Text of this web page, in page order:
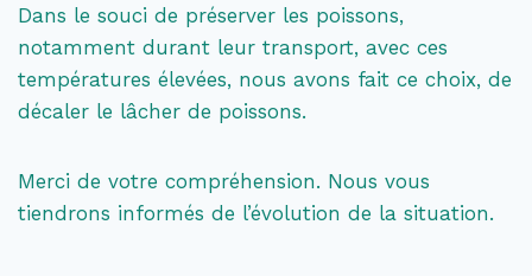
Dans le souci de préserver les poissons,
notamment durant leur transport, avec ces
températures élevées, nous avons fait ce choix, de
décaler le lâcher de poissons.
Merci de votre compréhension. Nous vous
tiendrons informés de l’évolution de la situation.